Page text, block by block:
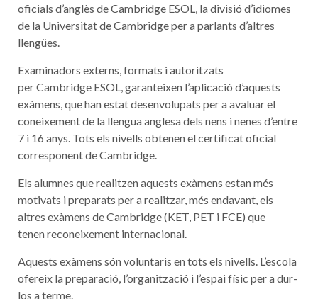
oficials d’anglès de Cambridge ESOL, la divisió d’idiomes
de la Universitat de Cambridge per a parlants d’altres
llengües.
Examinadors externs, formats i autoritzats
per Cambridge ESOL, garanteixen l’aplicació d’aquests
exàmens, que han estat desenvolupats per a avaluar el
coneixement de la llengua anglesa dels nens i nenes d’entre
7 i 16 anys. Tots els nivells obtenen el certificat oficial
corresponent de Cambridge.
Els alumnes que realitzen aquests exàmens estan més
motivats i preparats per a realitzar, més endavant, els
altres exàmens de Cambridge (KET, PET i FCE) que
tenen reconeixement internacional.
Aquests exàmens són voluntaris en tots els nivells. L’escola
ofereix la preparació, l’organització i l’espai físic per a dur-
los a terme.